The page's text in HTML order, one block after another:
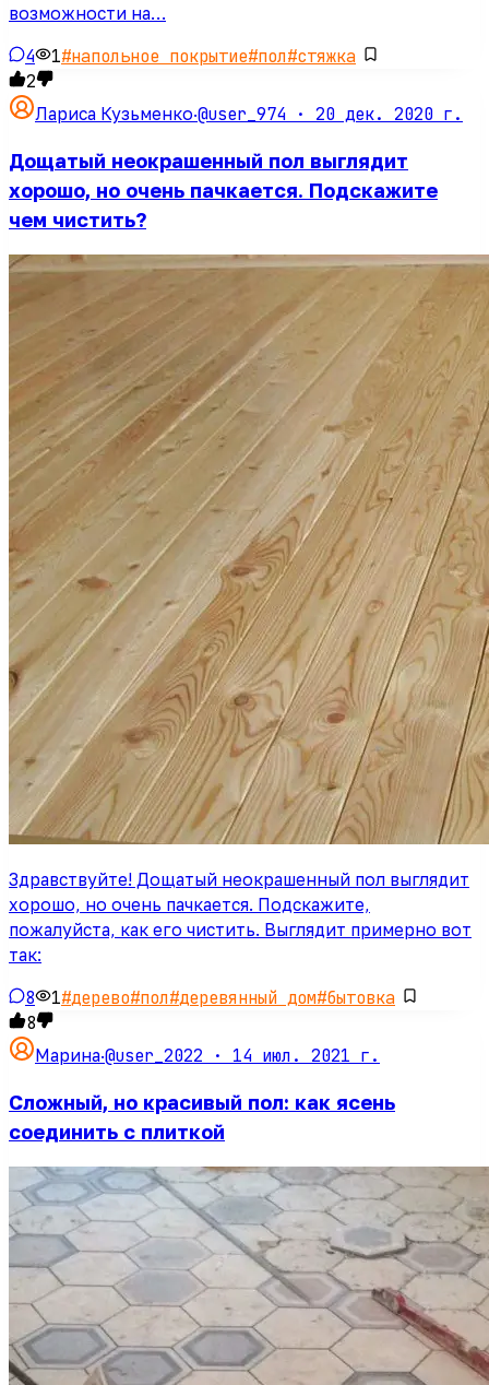
возможности на…
4 1#напольное покрытие#пол#стяжка
2
Лариса Кузьменко·@user_974 · 20 дек. 2020 г.
Дощатый неокрашенный пол выглядит
хорошо, но очень пачкается. Подскажите
чем чистить?
Здравствуйте! Дощатый неокрашенный пол выглядит
хорошо, но очень пачкается. Подскажите,
пожалуйста, как его чистить. Выглядит примерно вот
так:
8 1#дерево#пол#деревянный дом#бытовка
8
Марина·@user_2022 · 14 июл. 2021 г.
Сложный, но красивый пол: как ясень
соединить с плиткой